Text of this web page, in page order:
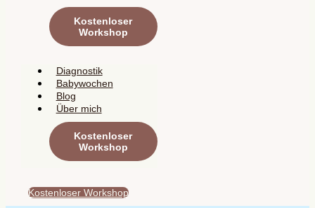
Kostenloser
Workshop
Diagnostik
Babywochen
Blog
Über mich
Kostenloser
Workshop
Kostenloser Workshop